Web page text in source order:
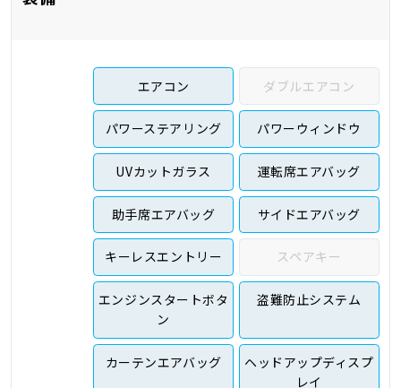
エアコン ダブルエアコン
パワーステアリング パワーウィンドウ
UVカットガラス 運転席エアバッグ
助手席エアバッグ サイドエアバッグ
キーレスエントリー スペアキー
エンジンスタートボタ
ン
盗難防止システム
カーテンエアバッグ
ヘッドアップディスプ
レイ